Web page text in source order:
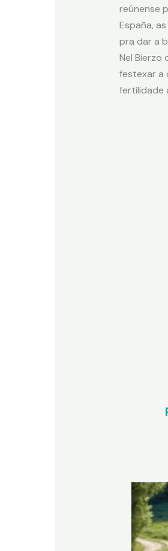
reúnense
España,
pra dar a
Nel Bierzo
festexar a
fertilidade